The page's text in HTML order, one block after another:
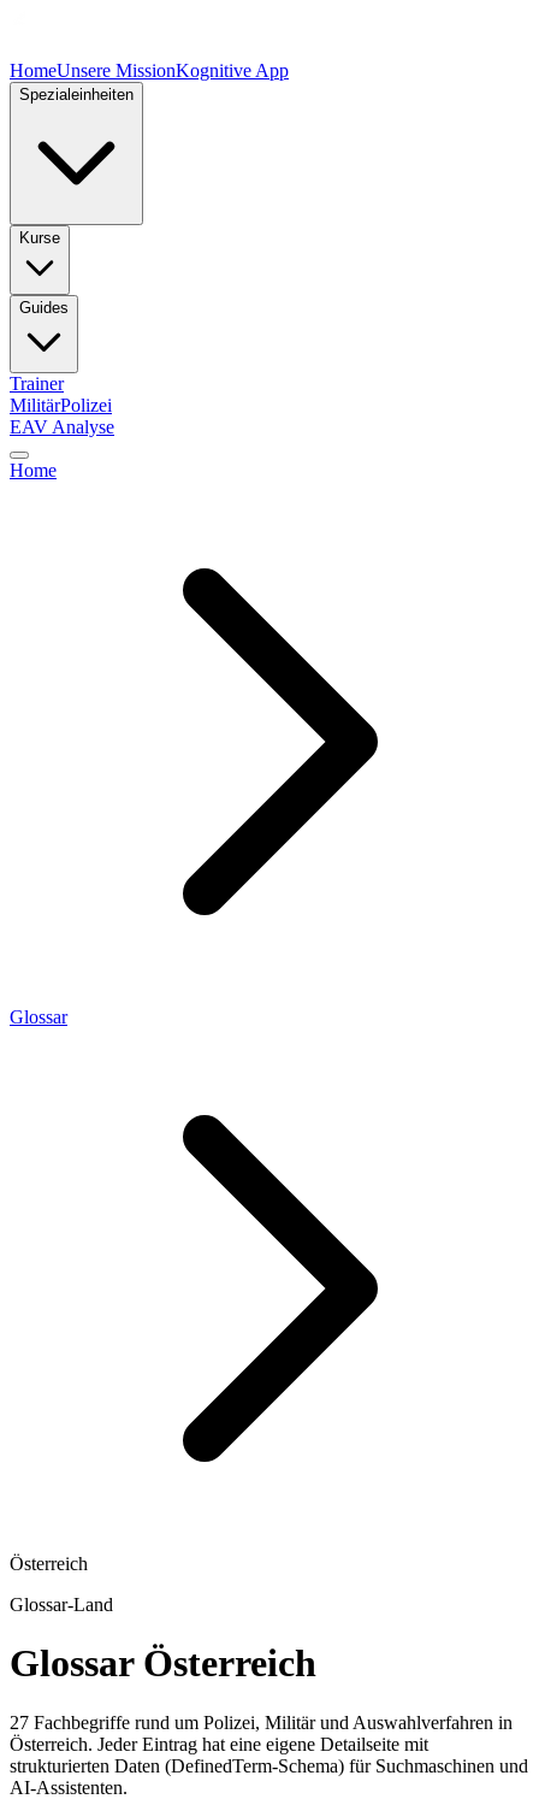
HomeUnsere MissionKognitive App
Spezialeinheiten
Kurse
Guides
Trainer
MilitärPolizei
EAV Analyse
Home
Glossar
Österreich
Glossar-Land
Glossar Österreich
27 Fachbegriffe rund um Polizei, Militär und Auswahlverfahren in
Österreich. Jeder Eintrag hat eine eigene Detailseite mit
strukturierten Daten (DefinedTerm-Schema) für Suchmaschinen und
AI-Assistenten.